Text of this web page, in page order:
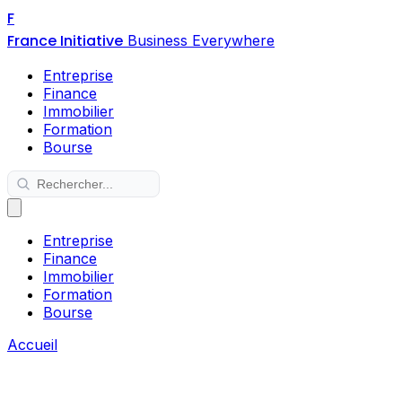
F
France Initiative Business Everywhere
Entreprise
Finance
Immobilier
Formation
Bourse
Entreprise
Finance
Immobilier
Formation
Bourse
Accueil